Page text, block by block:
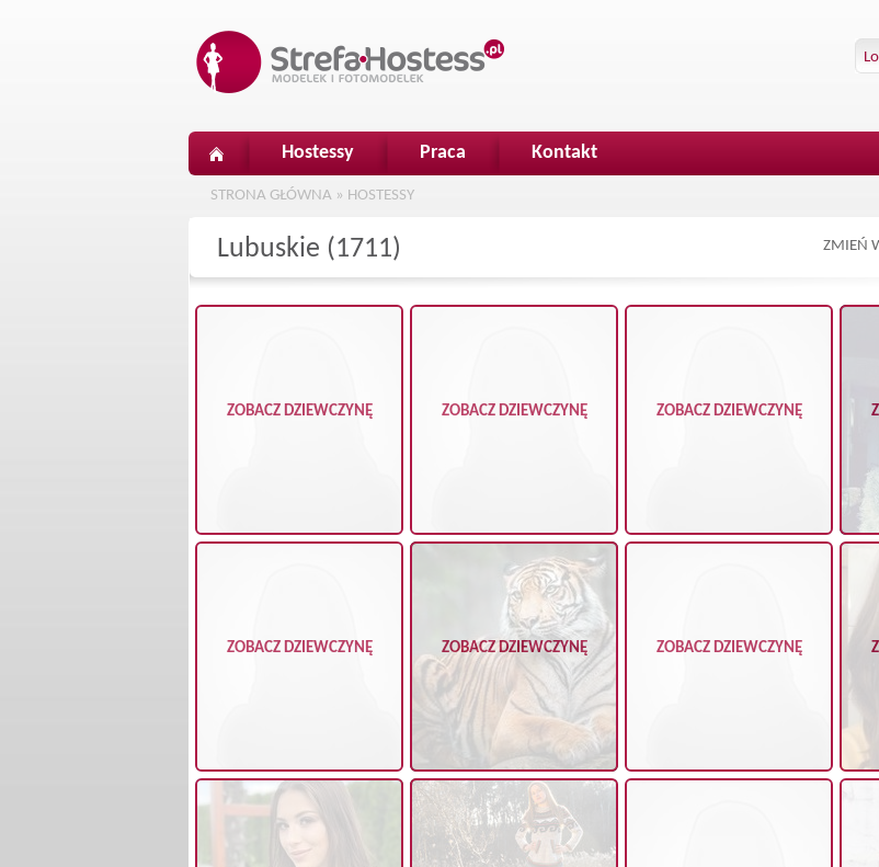
Hostessy Praca Kontakt
STRONA GŁÓWNA » HOSTESSY
Lubuskie (1711) ZMIEŃ
ZOBACZ DZIEWCZYNĘ ZOBACZ DZIEWCZYNĘ ZOBACZ DZIEWCZYNĘ
ZOBACZ DZIEWCZYNĘ ZOBACZ DZIEWCZYNĘ ZOBACZ DZIEWCZYNĘ